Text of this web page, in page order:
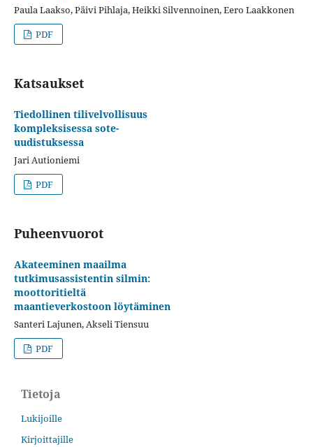
Paula Laakso, Päivi Pihlaja, Heikki Silvennoinen, Eero Laakkonen
PDF
Katsaukset
Tiedollinen tilivelvollisuus
kompleksisessa sote-
uudistuksessa
Jari Autioniemi
PDF
Puheenvuorot
Akateeminen maailma
tutkimusassistentin silmin:
moottoritieltä
maantieverkostoon löytäminen
Santeri Lajunen, Akseli Tiensuu
PDF
Tietoja
Lukijoille
Kirjoittajille